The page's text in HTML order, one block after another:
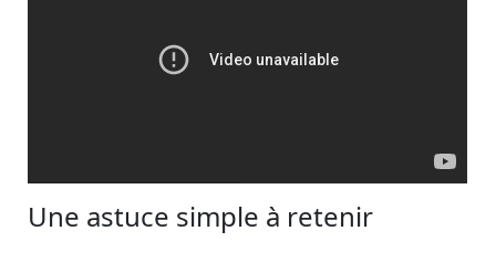
Une astuce simple à retenir